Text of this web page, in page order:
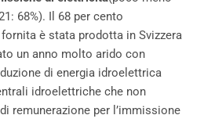
68%). Il 68 per cento
è stata prodotta in Svizzera
un anno molto arido con
di energia idroelettrica
idroelettriche che non
remunerazione per l’immissione